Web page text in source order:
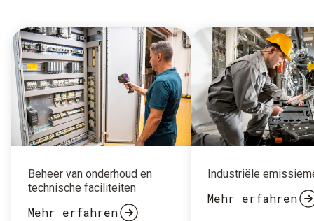
Beheer van onderhoud en
technische faciliteiten
Mehr erfahren
Industriële
Mehr erfahren